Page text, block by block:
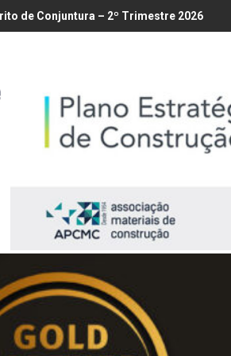
2026 Entrada em vigor da